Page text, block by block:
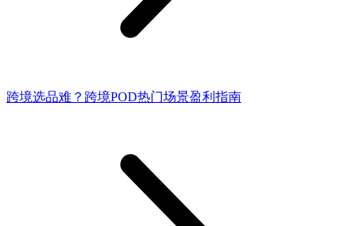
跨境选品难？跨境POD热门场景盈利指南